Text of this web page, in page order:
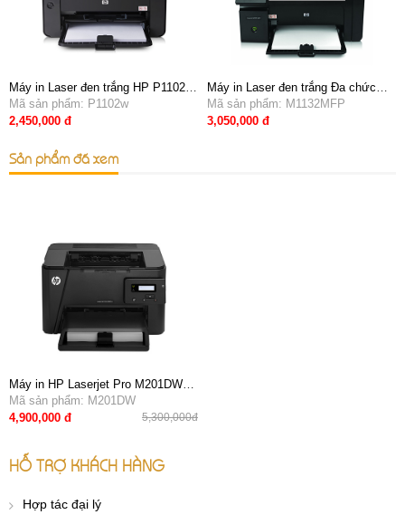
Máy in Laser đen trắng HP P1102w
- In không dây, Khổ A4
Mã sản phẩm: P1102w
2,450,000 đ
Máy in Laser đen trắng Đa chức
năng HP Pro M1132MFP (in, scan,
copy, photo)
Mã sản phẩm: M1132MFP
3,050,000 đ
Sản phẩm đã xem
Máy in HP Laserjet Pro M201DW
(In đảo mặt, không dây)
Mã sản phẩm: M201DW
4,900,000 đ
5,300,000đ
HỖ TRỢ KHÁCH HÀNG
Hợp tác đại lý